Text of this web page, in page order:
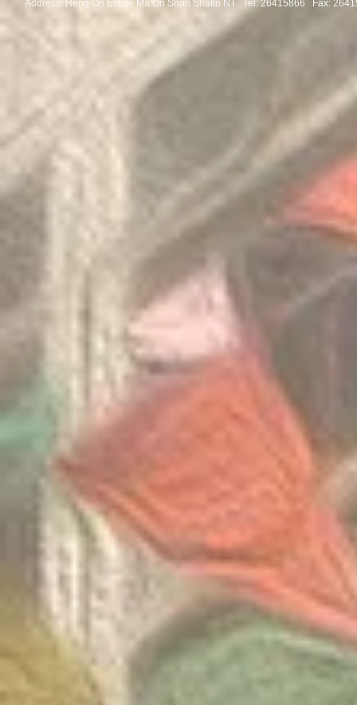
《SHINE ON! 保良慈善演唱
of the
Address: Heng On Estate Ma On Shan Shatin NT Tel:26415866 Fax: